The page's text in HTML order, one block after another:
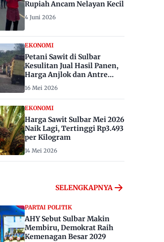
Rupiah Ancam Nelayan Kecil
4 Juni 2026
EKONOMI
Petani Sawit di Sulbar
Kesulitan Jual Hasil Panen,
Harga Anjlok dan Antre
Berhari-hari
16 Mei 2026
EKONOMI
Harga Sawit Sulbar Mei 2026
Naik Lagi, Tertinggi Rp3.493
per Kilogram
14 Mei 2026
SELENGKAPNYA
PARTAI POLITIK
AHY Sebut Sulbar Makin
Membiru, Demokrat Raih
Kemenagan Besar 2029